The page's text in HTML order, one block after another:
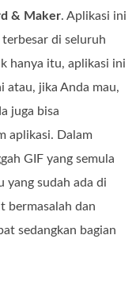
& Maker. Aplikasi ini
terbesar di seluruh
hanya itu, aplikasi ini
atau, jika Anda mau,
juga bisa
aplikasi. Dalam
GIF yang semula
yang sudah ada di
bermasalah dan
sedangkan bagian